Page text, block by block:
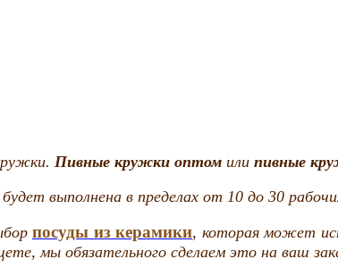
Пивные кружки оптом или пивные
выполнена в пределах от 10 до 30
посуды из керамики, которая может
мы обязательного сделаем это на ваш